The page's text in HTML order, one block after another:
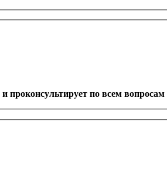
и проконсультирует по всем вопросам